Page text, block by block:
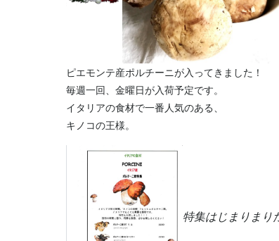
ピエモンテ産ポルチーニが入ってきました！
毎週一回、金曜日が入荷予定です。
イタリアの食材で一番人気のある、
キノコの王様。
特集はじまりまり